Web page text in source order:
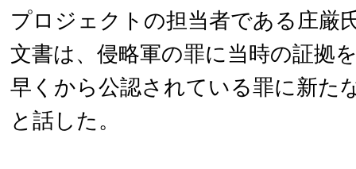
プロジェクトの担当者である庄厳
文書は、侵略軍の罪に当時の証拠
早くから公認されている罪に新た
と話した。